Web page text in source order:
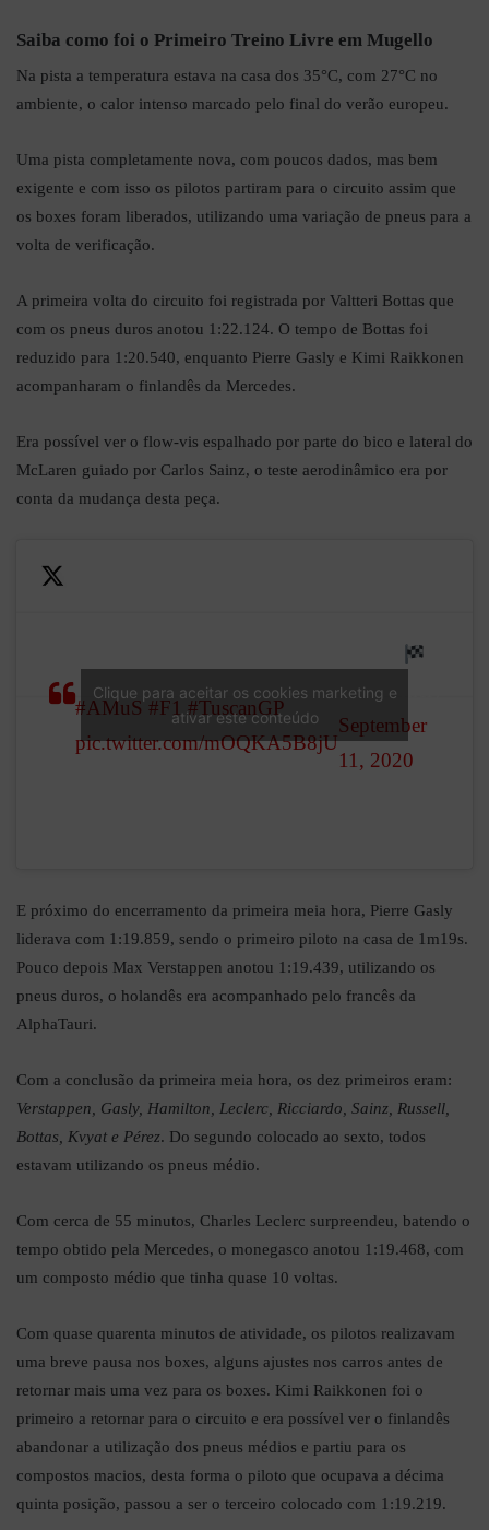
Saiba como foi o Primeiro Treino Livre em Mugello
Na pista a temperatura estava na casa dos 35°C, com 27°C no
ambiente, o calor intenso marcado pelo final do verão europeu.
Uma pista completamente nova, com poucos dados, mas bem
exigente e com isso os pilotos partiram para o circuito assim que
os boxes foram liberados, utilizando uma variação de pneus para a
volta de verificação.
A primeira volta do circuito foi registrada por Valtteri Bottas que
com os pneus duros anotou 1:22.124. O tempo de Bottas foi
reduzido para 1:20.540, enquanto Pierre Gasly e Kimi Raikkonen
acompanharam o finlandês da Mercedes.
Era possível ver o flow-vis espalhado por parte do bico e lateral do
McLaren guiado por Carlos Sainz, o teste aerodinâmico era por
conta da mudança desta peça.
old nose vs. new nose…
#AMuS #F1 #TuscanGP
pic.twitter.com/mOQKA5B8jU
(@tgruener)
September
11, 2020
Clique para aceitar os cookies marketing e
ativar este conteúdo
E próximo do encerramento da primeira meia hora, Pierre Gasly
liderava com 1:19.859, sendo o primeiro piloto na casa de 1m19s.
Pouco depois Max Verstappen anotou 1:19.439, utilizando os
pneus duros, o holandês era acompanhado pelo francês da
AlphaTauri.
Com a conclusão da primeira meia hora, os dez primeiros eram:
Verstappen, Gasly, Hamilton, Leclerc, Ricciardo, Sainz, Russell,
Bottas, Kvyat e Pérez. Do segundo colocado ao sexto, todos
estavam utilizando os pneus médio.
Com cerca de 55 minutos, Charles Leclerc surpreendeu, batendo o
tempo obtido pela Mercedes, o monegasco anotou 1:19.468, com
um composto médio que tinha quase 10 voltas.
Com quase quarenta minutos de atividade, os pilotos realizavam
uma breve pausa nos boxes, alguns ajustes nos carros antes de
retornar mais uma vez para os boxes. Kimi Raikkonen foi o
primeiro a retornar para o circuito e era possível ver o finlandês
abandonar a utilização dos pneus médios e partiu para os
compostos macios, desta forma o piloto que ocupava a décima
quinta posição, passou a ser o terceiro colocado com 1:19.219.